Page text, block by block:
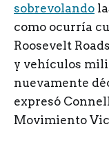
sobrevolando
como ocurría
Roosevelt
y vehículos
nuevamente
expresó
Movimiento